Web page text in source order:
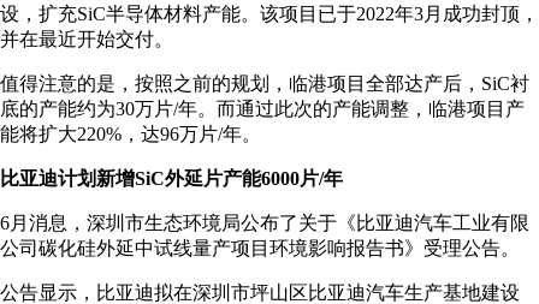
设，扩充SiC半导体材料产能。该项目已于2022年3月成功封顶，
并在最近开始交付。
值得注意的是，按照之前的规划，临港项目全部达产后，SiC衬
底的产能约为30万片/年。而通过此次的产能调整，临港项目产
能将扩大220%，达96万片/年。
比亚迪计划新增SiC外延片产能6000片/年
6月消息，深圳市生态环境局公布了关于《比亚迪汽车工业有限
公司碳化硅外延中试线量产项目环境影响报告书》受理公告。
公告显示，比亚迪拟在深圳市坪山区比亚迪汽车生产基地建设